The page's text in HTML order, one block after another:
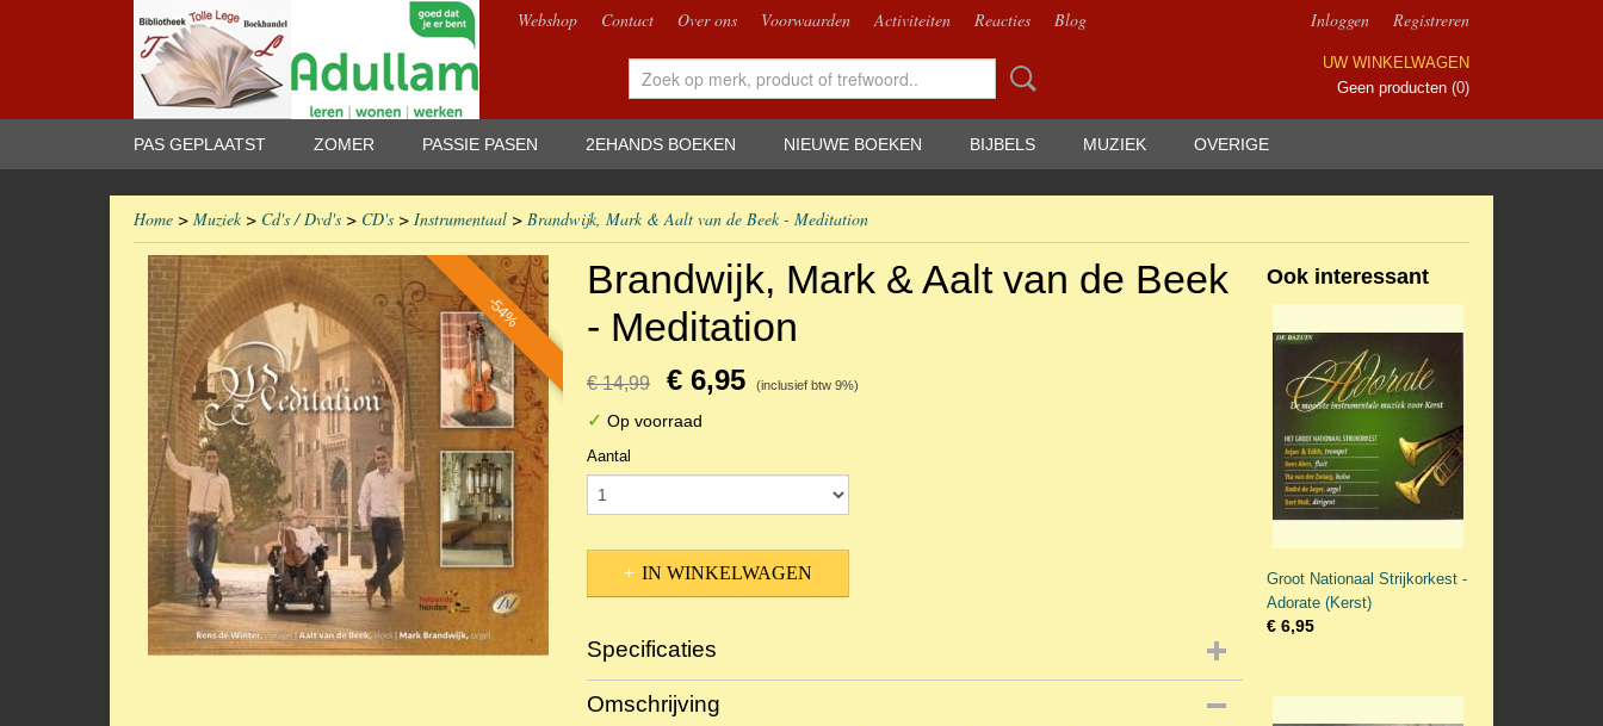
Webshop Contact Over ons Voorwaarden Activiteiten Reacties Blog Inloggen Registreren
UW WINKELWAGEN
Geen producten (0)
PAS GEPLAATST ZOMER PASSIE PASEN 2EHANDS BOEKEN NIEUWE BOEKEN BIJBELS MUZIEK OVERIGE
Home > Muziek> Cd's / Dvd's > CD's > Instrumentaal > Brandwijk, Mark & Aalt van de Beek - Meditation
-54%
Brandwijk, Mark & Aalt van de Beek
- Meditation
€ 14,99 € 6,95 (inclusief btw 9%)
✓ Op voorraad
Aantal
IN WINKELWAGEN
Specificaties
Productcode
EAN code
Omschrijving
Ook interessant
Groot Nationaal Strijkorkest -
Adorate (Kerst)
€ 6,95